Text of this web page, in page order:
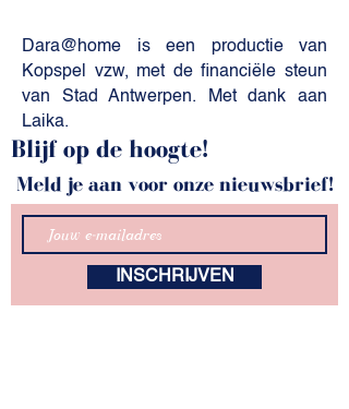
Dara@home is een productie van
Kopspel vzw, met de financiële steun
van Stad Antwerpen. Met dank aan
Laika. ​​
Blijf op de hoogte!
Meld je aan voor onze nieuwsbrief!
INSCHRIJVEN